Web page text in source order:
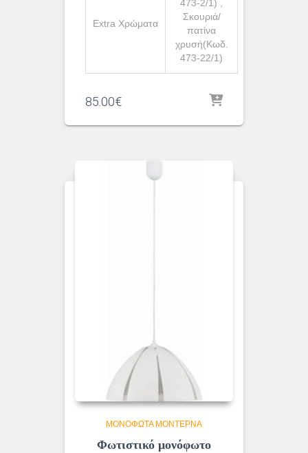
Extra Χρώματα
473-2/1) ,
Σκουριά/
πατίνα
χρυσή(Κωδ.
473-22/1)
85.00€
ΜΟΝΌΦΩΤΑ ΜΟΝΤΈΡΝΑ
Φωτιστικό μονόφωτο